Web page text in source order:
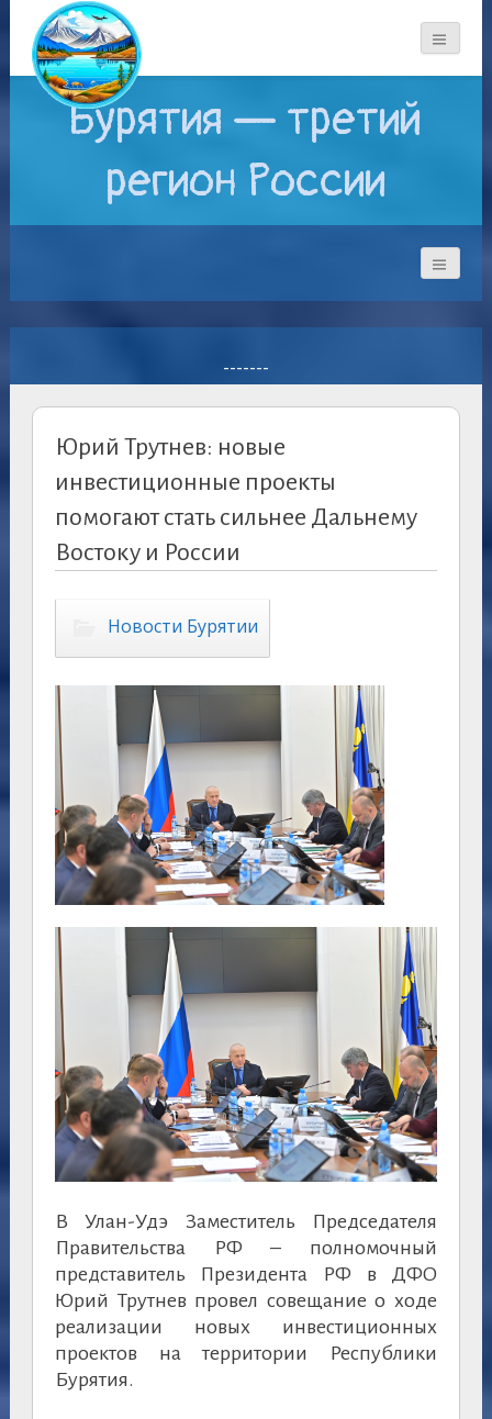
Бурятия — третий
регион России
-------
Юрий Трутнев: новые
инвестиционные проекты
помогают стать сильнее Дальнему
Востоку и России
Новости Бурятии
В Улан-Удэ Заместитель Председателя
Правительства РФ – полномочный
представитель Президента РФ в ДФО
Юрий Трутнев провел совещание о ходе
реализации новых инвестиционных
проектов на территории Республики
Бурятия.